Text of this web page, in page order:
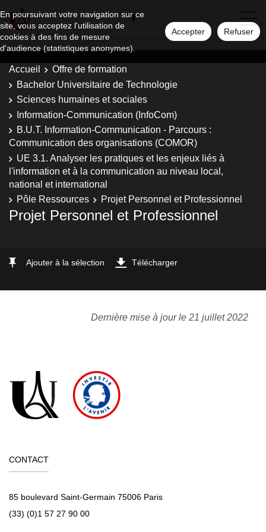
En poursuivant votre navigation sur ce
site, vous acceptez l'utilisation de
cookies à des fins de mesure
d'audience (statistiques anonymes).
Accepter Refuser
Accueil
Offre de formation
Bachelor Universitaire de Technologie
Sciences humaines et sociales
Information-Communication (InfoCom)
B.U.T. Information-Communication - Parcours :
Communication des organisations (COMOR)
UE 3.1. Analyser les pratiques et les enjeux liés à
l'information et à la communication au niveau local,
national et international
Pôle Ressources
Projet Personnel et Professionnel
Projet Personnel et Professionnel
Ajouter à la sélection Télécharger
Dernière mise à jour le 21 juillet 2022
CONTACT
85 boulevard Saint-Germain 75006 Paris
(33) (0)1 57 27 90 00